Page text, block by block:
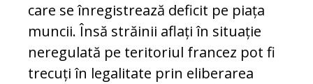
care se înregistrează deficit pe piața
muncii. Însă străinii aflați în situație
neregulată pe teritoriul francez pot fi
trecuți în legalitate prin eliberarea